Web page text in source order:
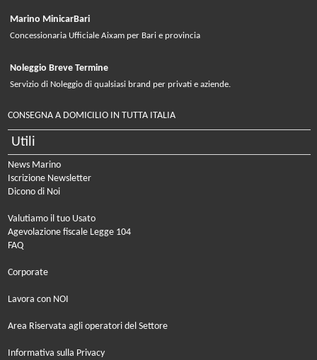
Marino MinicarBari
Concessionaria Ufficiale Aixam per Bari e provincia
Noleggio Breve Termine
Servizio di Noleggio di qualsiasi brand per privati e aziende.
CONSEGNA A DOMICILIO IN TUTTA ITALIA
Utili
News Marino
Iscrizione Newsletter
Dicono di Noi
Valutiamo il tuo Usato
Agevolazione fiscale Legge 104
FAQ
Corporate
Lavora con NOI
Area Riservata agli operatori del Settore
Informativa sulla Privacy